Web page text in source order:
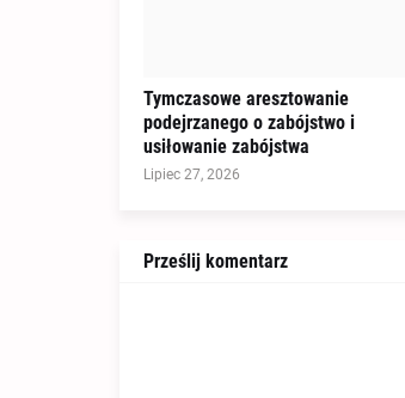
Tymczasowe aresztowanie
podejrzanego o zabójstwo i
usiłowanie zabójstwa
Lipiec 27, 2026
Prześlij komentarz